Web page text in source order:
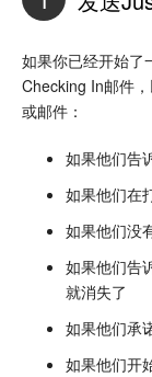
如果你已经开始了
Checking In邮件
或邮件：
如果他们告
如果他们在
如果他们没
如果他们告
就消失了
如果他们承
如果他们开